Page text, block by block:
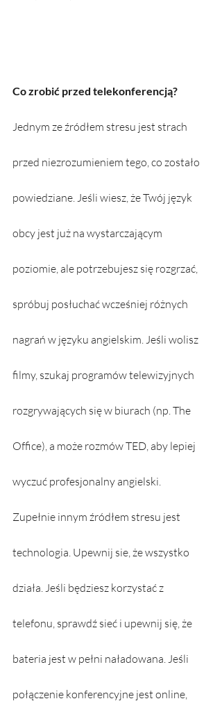
Co zrobić przed telekonferencją?
Jednym ze źródłem stresu jest strach
przed niezrozumieniem tego, co zostało
powiedziane. Jeśli wiesz, że Twój język
obcy jest już na wystarczającym
poziomie, ale potrzebujesz się rozgrzać,
spróbuj posłuchać wcześniej różnych
nagrań w języku angielskim. Jeśli wolisz
filmy, szukaj programów telewizyjnych
rozgrywających się w biurach (np. The
Office), a może rozmów TED, aby lepiej
wyczuć profesjonalny angielski.
Zupełnie innym źródłem stresu jest
technologia. Upewnij sie, że wszystko
działa. Jeśli będziesz korzystać z
telefonu, sprawdź sieć i upewnij się, że
bateria jest w pełni naładowana. Jeśli
połączenie konferencyjne jest online,